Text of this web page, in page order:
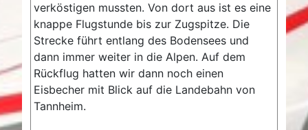
verköstigen mussten. Von dort aus ist es eine
knappe Flugstunde bis zur Zugspitze. Die
Strecke führt entlang des Bodensees und
dann immer weiter in die Alpen. Auf dem
Rückflug hatten wir dann noch einen
Eisbecher mit Blick auf die Landebahn von
Tannheim.